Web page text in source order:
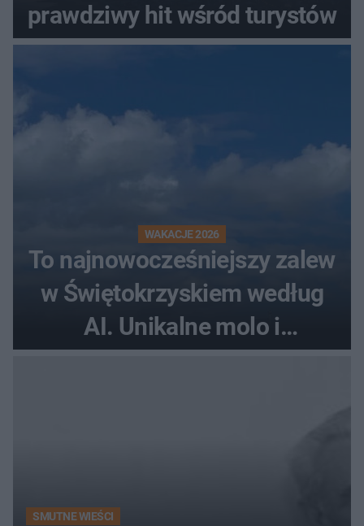
prawdziwy hit wśród turystów
WAKACJE 2026
To najnowocześniejszy zalew
w Świętokrzyskiem według
AI. Unikalne molo i
SMUTNE WIEŚCI